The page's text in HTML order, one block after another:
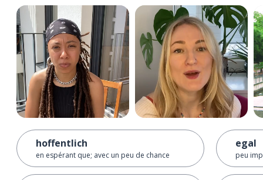
hoffentlich
en espérant que; avec un peu de chance
egal
peu